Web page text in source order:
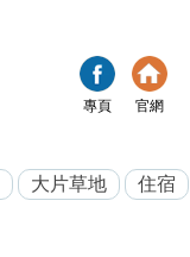
專頁 官網
大片草地
住宿